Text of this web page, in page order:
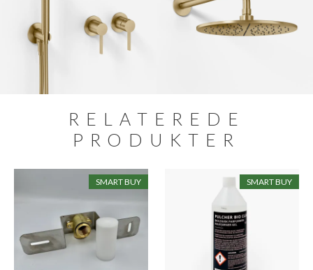
RELATEREDE
PRODUKTER
SMART BUY SMART BUY